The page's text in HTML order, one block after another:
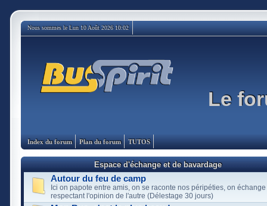
Nous sommes le Lun 10 Août 2026 10:02
Le
Index du forum Plan du forum TUTOS
Espace d'échange et de bavardage
Autour du feu de camp
Ici on papote entre amis, on se raconte nos péripéties, on
respectant l'opinion de l'autre (Délestage 30 jours)